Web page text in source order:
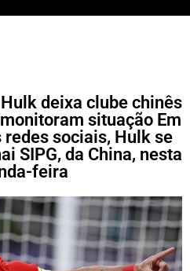
deixa clube chinês
situação Em
sociais, Hulk se
SIPG, da China, nesta
feira